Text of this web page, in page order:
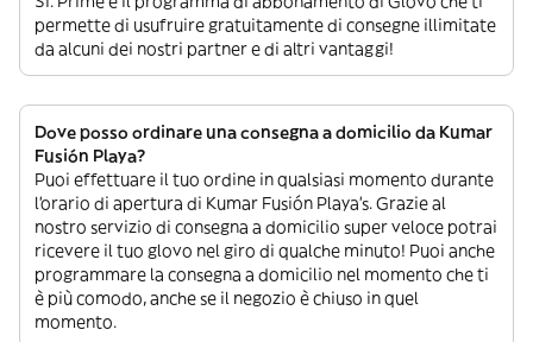
permette di usufruire gratuitamente di consegne illimitate
da alcuni dei nostri partner e di altri vantaggi!
Dove posso ordinare una consegna a domicilio da Kumar
Fusión Playa?
Puoi effettuare il tuo ordine in qualsiasi momento durante
l’orario di apertura di Kumar Fusión Playa’s. Grazie al
nostro servizio di consegna a domicilio super veloce potrai
ricevere il tuo glovo nel giro di qualche minuto! Puoi anche
programmare la consegna a domicilio nel momento che ti
è più comodo, anche se il negozio è chiuso in quel
momento.